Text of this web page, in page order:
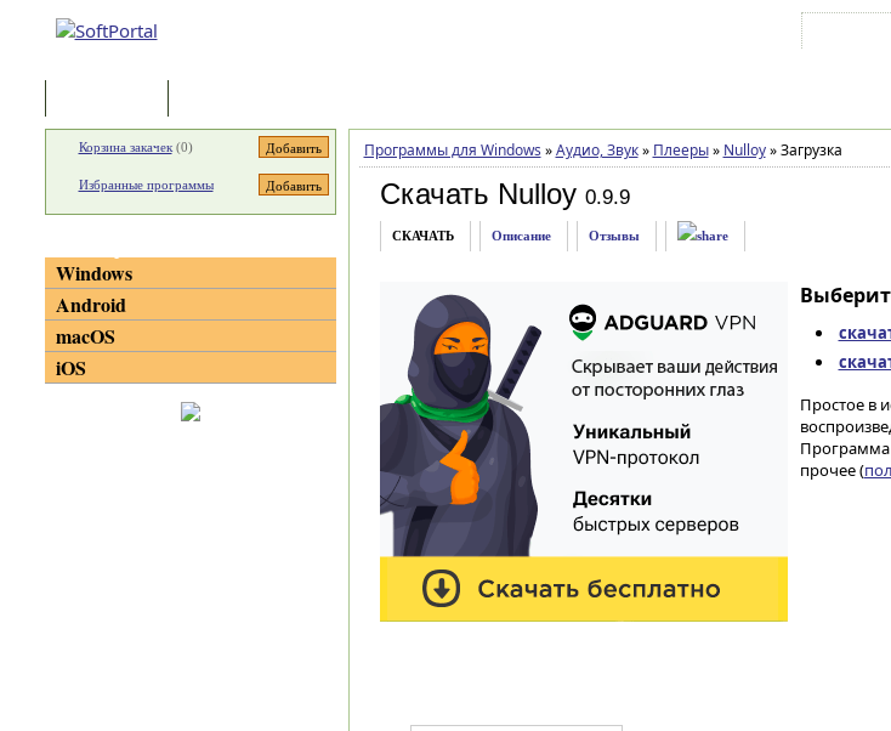
Программы для Windows » Аудио, Звук » Плееры » Nulloy »Загрузка
Скачать Nulloy 0.9.9
СКАЧАТЬ Описание Отзывы
Простое в
Программа
прочее (
Корзина закачек(0)
Избранные программы
Windows
Android
macOS
iOS